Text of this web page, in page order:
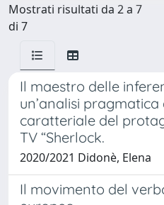
Mostrati risultati da 2 a 7
di 7
Il maestro delle
un’analisi pragmatica
caratteriale del
TV “Sherlock.
2020/2021 Didonè, Elena
Il movimento del